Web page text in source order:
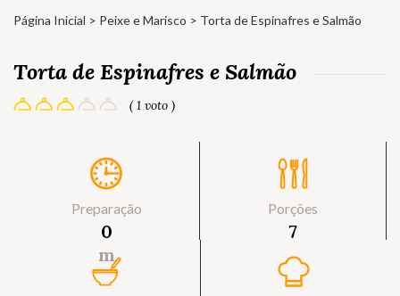
Página Inicial > Peixe e Marisco > Torta de Espinafres e Salmão
Torta de Espinafres e Salmão
( 1 voto )
Preparação
0
m
Porções
7